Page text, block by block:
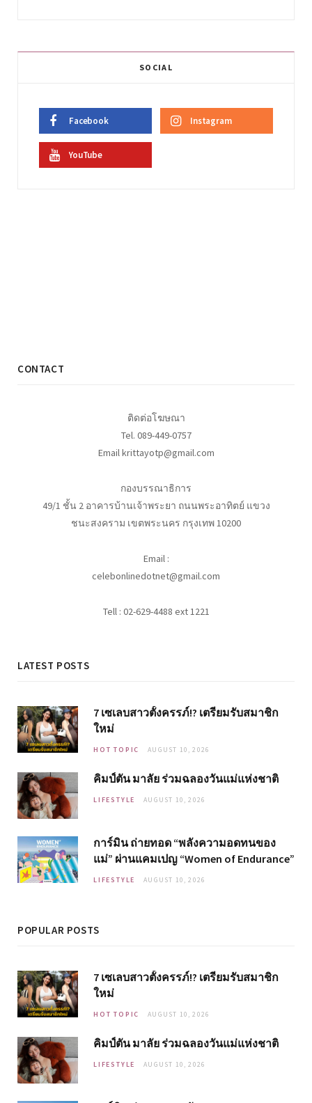
SOCIAL
Facebook Instagram
YouTube
CONTACT
ติดต่อโฆษณา
Tel. 089-449-0757
Email krittayotp@gmail.com
กองบรรณาธิการ
49/1 ชั้น 2 อาคารบ้านเจ้าพระยา ถนนพระอาทิตย์ แขวง
ชนะสงคราม เขตพระนคร กรุงเทพ 10200
Email :
celebonlinedotnet@gmail.com
Tell : 02-629-4488 ext 1221
LATEST POSTS
7 เซเลบสาวตั้งครรภ์!? เตรียมรับสมาชิก
ใหม่
HOT TOPIC AUGUST 10, 2026
คิมป์ตัน มาลัย ร่วมฉลองวันแม่แห่งชาติ
LIFESTYLE AUGUST 10, 2026
การ์มิน ถ่ายทอด “พลังความอดทนของ
แม่” ผ่านแคมเปญ “Women of Endurance”
LIFESTYLE AUGUST 10, 2026
POPULAR POSTS
7 เซเลบสาวตั้งครรภ์!? เตรียมรับสมาชิก
ใหม่
HOT TOPIC AUGUST 10, 2026
คิมป์ตัน มาลัย ร่วมฉลองวันแม่แห่งชาติ
LIFESTYLE AUGUST 10, 2026